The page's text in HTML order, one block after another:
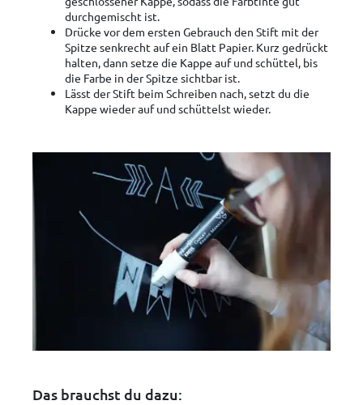
durchgemischt ist.
Drücke vor dem ersten Gebrauch den Stift mit der
Spitze senkrecht auf ein Blatt Papier. Kurz gedrückt
halten, dann setze die Kappe auf und schüttel, bis
die Farbe in der Spitze sichtbar ist.
Lässt der Stift beim Schreiben nach, setzt du die
Kappe wieder auf und schüttelst wieder.
Das brauchst du dazu: